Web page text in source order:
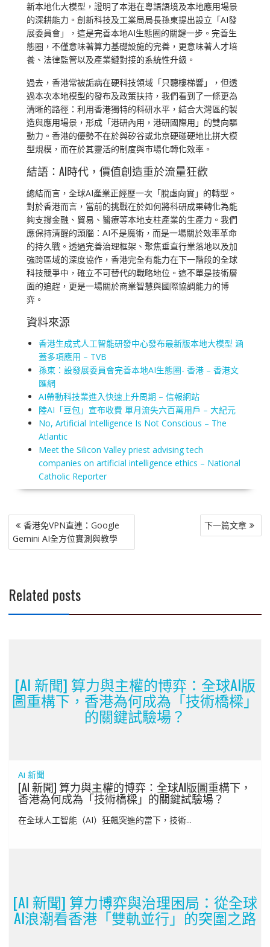
新本地化大模型，證明了本港在粵語語境及本地應用場景
的深耕能力。創新科技及工業局局長孫東提出設立「AI發
展委員會」，這是完善本地AI生態圈的關鍵一步。完善生
態圈，不僅意味著算力基礎設施的完善，更意味著人才培
養、法律監管以及產業鏈對接的系統性升級。
過去，香港常被詬病在硬科技領域「只聽樓梯響」，但透
過本次本地模型的發布及政策扶持，我們看到了一條更為
清晰的路徑：利用香港獨特的科研水平，結合大灣區的製
造與應用場景，形成「港研內用，港研國際用」的雙向驅
動力。香港的優勢不在於與矽谷或北京硬碰硬地比拼大模
型規模，而在於其靈活的制度與市場化轉化效率。
結語：AI時代，價值創造重於流量狂歡
總結而言，全球AI產業正經歷一次「脫虛向實」的轉型。
對於香港而言，當前的挑戰在於如何將科研成果轉化為能
夠支撐金融、貿易、醫療等本地支柱產業的生產力。我們
應保持清醒的頭腦：AI不是魔術，而是一場關於效率革命
的持久戰。透過完善治理框架、聚焦垂直行業落地以及加
強跨區域的深度協作，香港完全有能力在下一階段的全球
科技競爭中，確立不可替代的戰略地位。這不單是技術層
面的追趕，更是一場關於商業智慧與國際協調能力的博
弈。
資料來源
香港生成式人工智能研發中心發布最新版本地大模型 涵
蓋多項應用 – TVB
孫東：設發展委員會完善本地AI生態圈- 香港 – 香港文
匯網
AI帶動科技業進入快速上升周期 – 信報網站
陸AI「豆包」宣布收費 單月流失六百萬用戶 – 大紀元
No, Artificial Intelligence Is Not Conscious – The
Atlantic
Meet the Silicon Valley priest advising tech
companies on artificial intelligence ethics – National
Catholic Reporter
文
章
導
香港免VPN直連：Google
Gemini AI全方位實測與教學
下一篇文章
Related posts
[AI 新聞] 算力與主權的博弈：全球AI版
圖重構下，香港為何成為「技術橋樑」
的關鍵試驗場？
Ai 新聞
[AI 新聞] 算力與主權的博弈：全球AI版圖重構下，
香港為何成為「技術橋樑」的關鍵試驗場？
在全球人工智能（AI）狂飆突進的當下，技術...
[AI 新聞] 算力博弈與治理困局：從全球
AI浪潮看香港「雙軌並行」的突圍之路